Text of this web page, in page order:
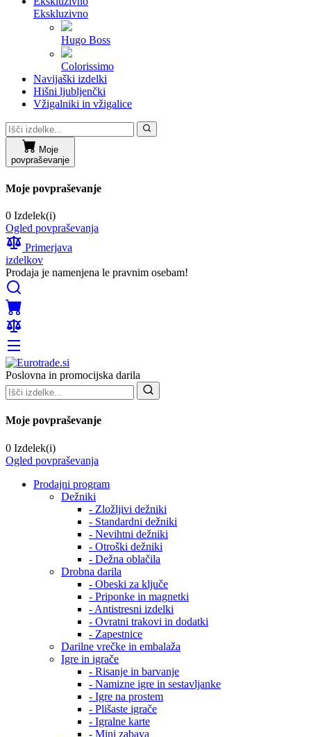
Ekskluzivno
Hugo Boss
Colorissimo
Navijaški izdelki
Hišni ljubljenčki
Vžigalniki in vžigalice
Moje
povpraševanje
Moje povpraševanje
0 Izdelek(i)
Ogled povpraševanja
Primerjava
izdelkov
Prodaja je namenjena le pravnim osebam!
Poslovna in promocijska darila
Moje povpraševanje
0 Izdelek(i)
Ogled povpraševanja
Prodajni program
Dežniki
- Zložljivi dežniki
- Standardni dežniki
- Nevihtni dežniki
- Otroški dežniki
- Dežna oblačila
Drobna darila
- Obeski za ključe
- Priponke in magnetki
- Antistresni izdelki
- Ovratni trakovi in dodatki
- Zapestnice
Darilne vrečke in embalaža
Igre in igrače
- Risanje in barvanje
- Namizne igre in sestavljanke
- Igre na prostem
- Plišaste igrače
- Igralne karte
- Mini zabava